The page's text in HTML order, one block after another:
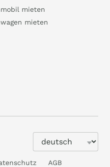
mieten
mieten
AGB